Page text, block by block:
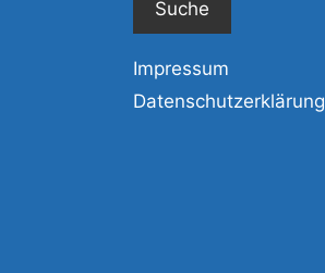
Impressum
Datenschutzerklärung